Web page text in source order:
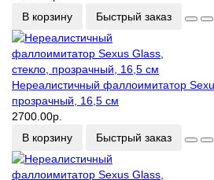
В корзину
Быстрый заказ
Нереалистичный фаллоимитатор
прозрачный, 16,5 см
2700.00р.
В корзину
Быстрый заказ